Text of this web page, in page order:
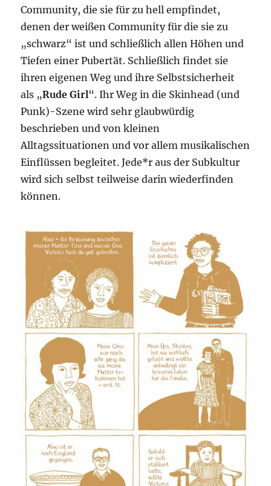
Community, die sie für zu hell empfindet,
denen der weißen Community für die sie zu
„schwarz“ ist und schließlich allen Höhen und
Tiefen einer Pubertät. Schließlich findet sie
ihren eigenen Weg und ihre Selbstsicherheit
als „Rude Girl“. Ihr Weg in die Skinhead (und
Punk)-Szene wird sehr glaubwürdig
beschrieben und von kleinen
Alltagssituationen und vor allem musikalischen
Einflüssen begleitet. Jede*r aus der Subkultur
wird sich selbst teilweise darin wiederfinden
können.